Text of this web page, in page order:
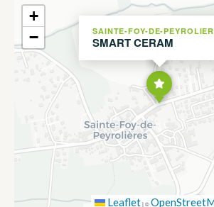
SAINTE-FOY-DE-
SMART CERAM
+
−
Leaflet|©